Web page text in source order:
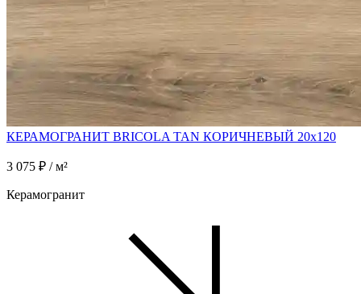
КЕРАМОГРАНИТ BRICOLA TAN КОРИЧНЕВЫЙ 20x120
3 075 ₽ / м²
Керамогранит